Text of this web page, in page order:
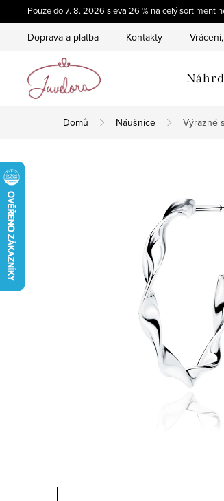
na
Pouze do 7. 8. 2026 sleva 26 % na celý sortiment
Doprava a platba Kontakty
Domů Náušnice Výrazné